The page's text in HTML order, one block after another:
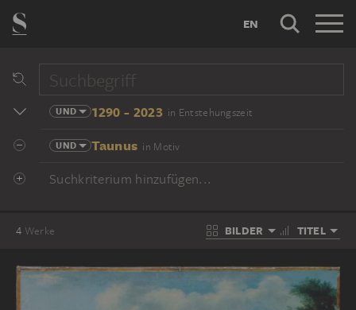
EN
UND 1290 - 2023 in Entstehungszeit
UND Taunus in Motiv
Suchkriterium hinzufügen...
4 Werke BILDER TITEL